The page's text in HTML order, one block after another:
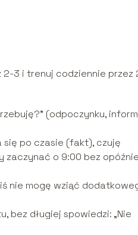
2-3 i trenuj codziennie przez
(odpoczynku,
się po czasie (fakt), czuję
zaczynać o 9:00 bez
nie mogę wziąć
bez długiej spowiedzi: „Nie